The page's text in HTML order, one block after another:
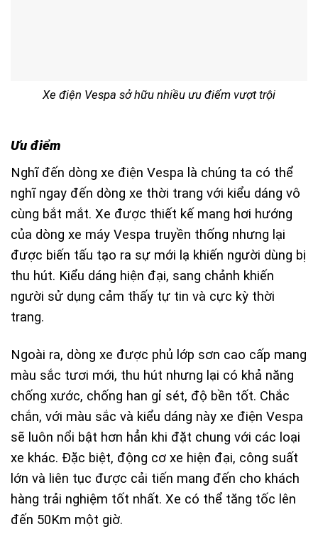
Xe điện Vespa sở hữu nhiều ưu điểm vượt trội
Ưu điểm
Nghĩ đến dòng xe điện Vespa là chúng ta có thể
nghĩ ngay đến dòng xe thời trang với kiểu dáng vô
cùng bắt mắt. Xe được thiết kế mang hơi hướng
của dòng xe máy Vespa truyền thống nhưng lại
được biến tấu tạo ra sự mới lạ khiến người dùng bị
thu hút. Kiểu dáng hiện đại, sang chảnh khiến
người sử dụng cảm thấy tự tin và cực kỳ thời
trang.
Ngoài ra, dòng xe được phủ lớp sơn cao cấp mang
màu sắc tươi mới, thu hút nhưng lại có khả năng
chống xước, chống han gỉ sét, độ bền tốt. Chắc
chắn, với màu sắc và kiểu dáng này xe điện Vespa
sẽ luôn nổi bật hơn hẳn khi đặt chung với các loại
xe khác. Đặc biệt, động cơ xe hiện đại, công suất
lớn và liên tục được cải tiến mang đến cho khách
hàng trải nghiệm tốt nhất. Xe có thể tăng tốc lên
đến 50Km một giờ.